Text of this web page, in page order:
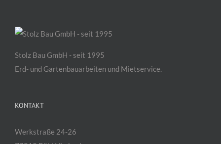
Stolz Bau GmbH - seit 1995
Erd- und Gartenbauarbeiten und Mietservice.
KONTAKT
Werkstraße 24-26